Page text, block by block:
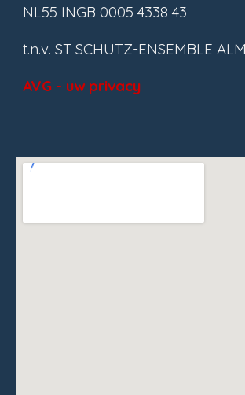
NL55 INGB 0005 4338 43
t.n.v. ST SCHUTZ-ENSEMBLE
AVG - uw privacy